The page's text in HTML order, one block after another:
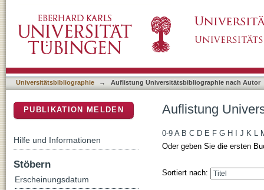
Universitätsbibliographie → Auflistung Universitätsbibliographie nach Autor
Auflistung
0-9 A B C D E F G H J K L
Oder geben Sie die ersten
Sortiert nach:
PUBLIKATION MELDEN
Hilfe und Informationen
Stöbern
Erscheinungsdatum